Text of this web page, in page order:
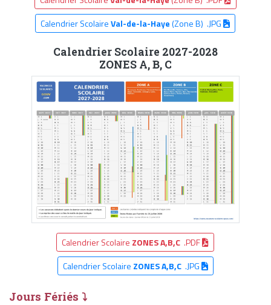
Calendrier ScolaireVal-de-la-Haye(Zone B) .JPG
Calendrier Scolaire 2027-2028
ZONES A, B, C
Calendrier Scolaire ZONES A,B,C .PDF
Calendrier Scolaire ZONES A,B,C.JPG
Jours Fériés ⤵